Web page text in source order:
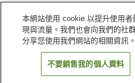
桑拿
餐廳
日本 岡山縣 倉敷找客
本網站使用 cookie 以提升使用
現與流量。我們也會向我們的社
分享您使用我們網站的相關資訊。
不要銷售我的個人資料